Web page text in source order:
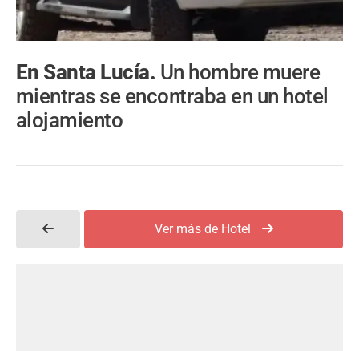
En Santa Lucía. Un hombre muere
mientras se encontraba en un hotel
alojamiento
Ver más de Hotel